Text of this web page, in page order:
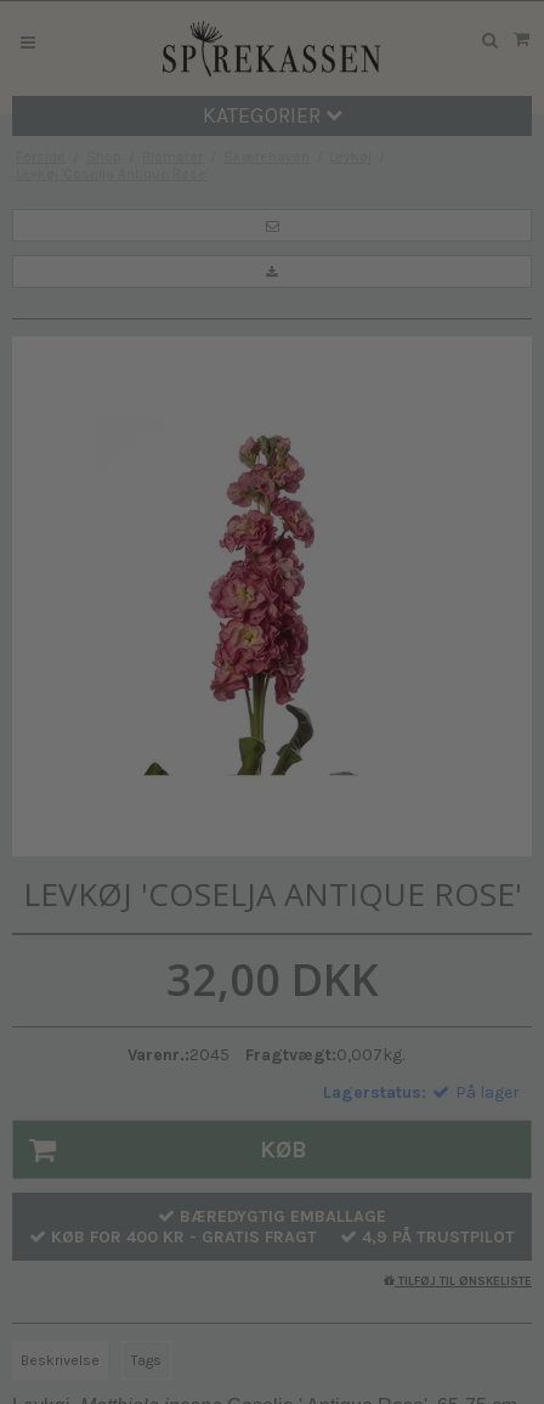
KATEGORIER
LEVKØJ 'COSELJA ANTIQUE ROSE'
32,00 DKK
Varenr.:2045 Fragtvægt:0,007kg.
Lagerstatus:
På lager
KØB
BÆREDYGTIG EMBALLAGE
KØB FOR 400 KR - GRATIS FRAGT
4,9 PÅ TRUSTPILOT
TILFØJ TIL ØNSKELISTE
Beskrivelse Tags